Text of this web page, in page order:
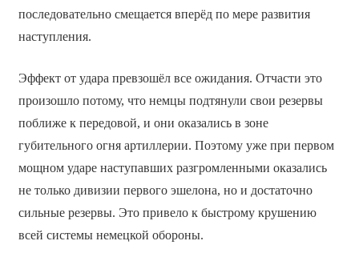
последовательно смещается вперёд по мере развития
наступления.
Эффект от удара превзошёл все ожидания. Отчасти это
произошло потому, что немцы подтянули свои резервы
поближе к передовой, и они оказались в зоне
губительного огня артиллерии. Поэтому уже при первом
мощном ударе наступавших разгромленными оказались
не только дивизии первого эшелона, но и достаточно
сильные резервы. Это привело к быстрому крушению
всей системы немецкой обороны.